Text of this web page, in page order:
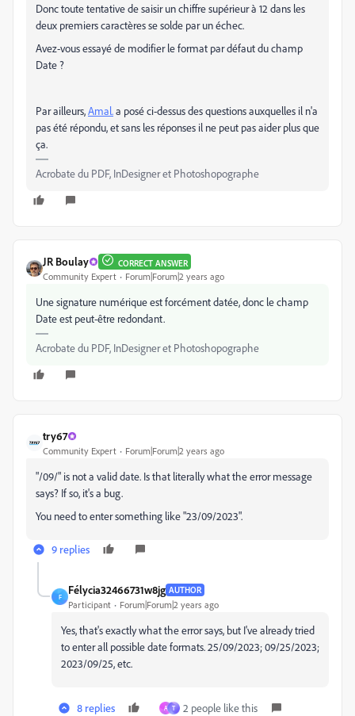
Donc toute tentative de saisir un chiffre supérieur à 12 dans les
deux premiers caractères se solde par un échec.
Avez-vous essayé de modifier le format par défaut du champ
Date ?
Par ailleurs,Amal.a posé ci-dessus des questions auxquelles il n'a
pas été répondu, et sans les réponses il ne peut pas aider plus que
ça.
Acrobate du PDF, InDesigner et Photoshopographe
JR Boulay CORRECT ANSWER
Community Expert Forum|Forum|2 years ago
Une signature numérique est forcément datée, donc le champ
Date est peut-être redondant.
Acrobate du PDF, InDesigner et Photoshopographe
try67
Community Expert Forum|Forum|2 years ago
"/09/" is not a valid date. Is that literally what the error message
says? If so, it's a bug.
You need to enter something like "23/09/2023".
9 replies
F
Félycia32466731w8jg AUTHOR
Participant Forum|Forum|2 years ago
Yes, that's exactly what the error says, but I've already tried
to enter all possible date formats. 25/09/2023; 09/25/2023;
2023/09/25, etc.
8 replies A T 2 people like this